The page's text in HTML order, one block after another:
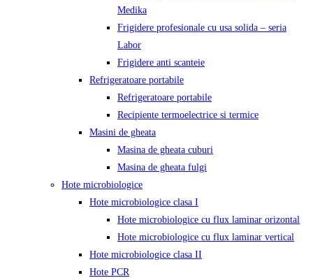
Medika
Frigidere profesionale cu usa solida – seria
Labor
Frigidere anti scanteie
Refrigeratoare portabile
Refrigeratoare portabile
Recipiente termoelectrice si termice
Masini de gheata
Masina de gheata cuburi
Masina de gheata fulgi
Hote microbiologice
Hote microbiologice clasa I
Hote microbiologice cu flux laminar orizontal
Hote microbiologice cu flux laminar vertical
Hote microbiologice clasa II
Hote PCR